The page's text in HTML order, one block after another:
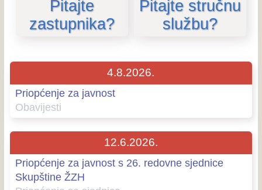
Pitajte
zastupnika?
Pitajte stručnu
službu?
Priopćenje za javnost
4.8.2026.
Obavijesti
Priopćenje za javnost s 26. redovne sjednice
Skupštine ŽZH
12.6.2026.